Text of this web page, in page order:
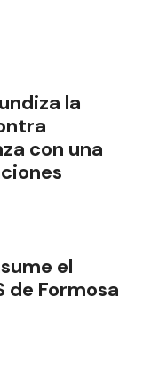
la
con una
el
de Formosa